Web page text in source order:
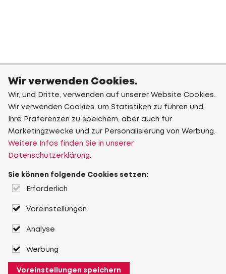
Wir verwenden Cookies.
Wir, und Dritte, verwenden auf unserer Website Cookies.
Wir verwenden Cookies, um Statistiken zu führen und
Ihre Präferenzen zu speichern, aber auch für
Marketingzwecke und zur Personalisierung von Werbung.
Weitere Infos finden Sie in unserer
Datenschutzerklärung.
Sie können folgende Cookies setzen:
Erforderlich
Voreinstellungen
Analyse
Werbung
Voreinstellungen speichern